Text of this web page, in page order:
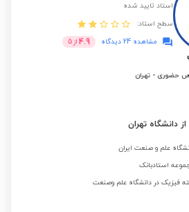
استاد تایید شده
سطح استاد:
مشاهده 24 دیدگاه
4.9 از 5
حضوری - تهران
دانشگاه تهران
علم و صنعت ایران
استادبانک
فیزیک در دانشگاه علم وصنعت